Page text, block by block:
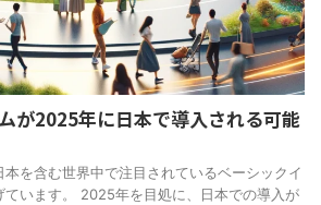
が2025年に日本で導入される可能
本を含む世界中で注目されているベーシックイ
ています。 2025年を目処に、日本での導入が